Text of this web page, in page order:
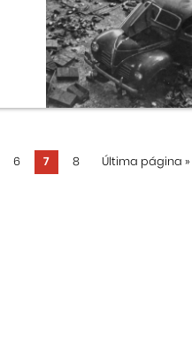
6 7 8 Última página »